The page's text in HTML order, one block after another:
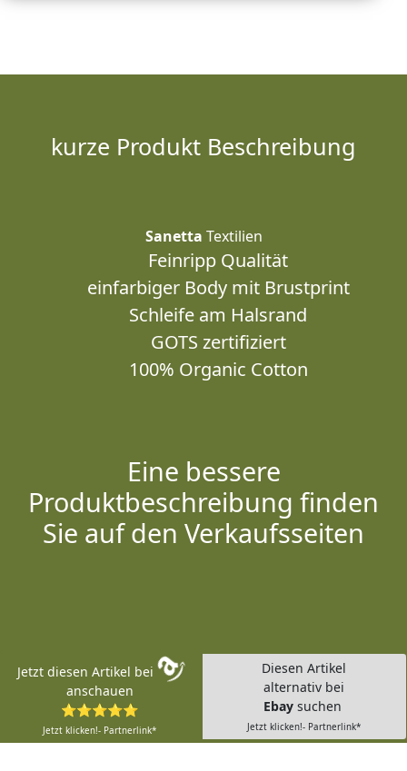
kurze Produkt Beschreibung
Sanetta Textilien
Feinripp Qualität
einfarbiger Body mit Brustprint
Schleife am Halsrand
GOTS zertifiziert
100% Organic Cotton
Eine bessere
Produktbeschreibung finden
Sie auf den Verkaufsseiten
Jetzt diesen Artikel bei
anschauen
⭐⭐⭐⭐⭐
Jetzt klicken!- Partnerlink*
Diesen Artikel
alternativ bei
Ebay suchen
Jetzt klicken!- Partnerlink*